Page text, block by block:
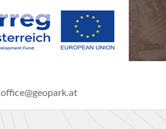
office@geopark.at